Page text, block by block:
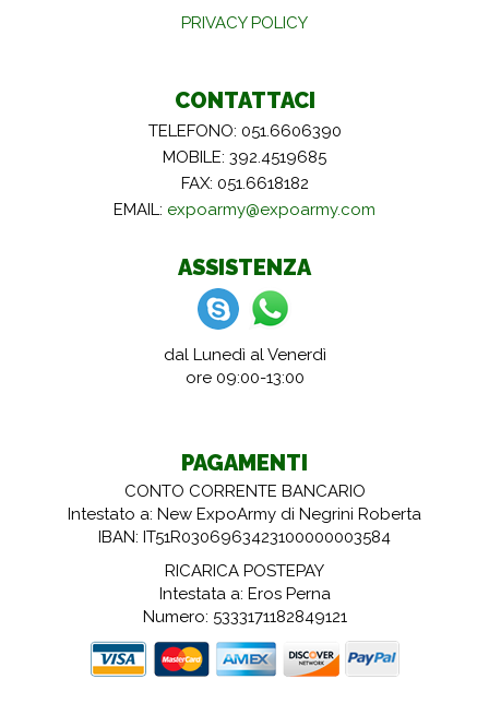
PRIVACY POLICY
CONTATTACI
TELEFONO: 051.6606390
MOBILE: 392.4519685
FAX: 051.6618182
EMAIL: expoarmy@expoarmy.com
ASSISTENZA
dal Lunedì al Venerdì
ore 09:00-13:00
PAGAMENTI
CONTO CORRENTE BANCARIO
Intestato a: New ExpoArmy di Negrini Roberta
IBAN: IT51R0306963423100000003584
RICARICA POSTEPAY
Intestata a: Eros Perna
Numero: 5333171182849121